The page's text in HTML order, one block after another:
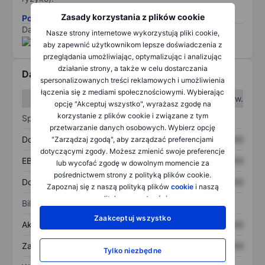
Zasady korzystania z plików cookie
Nasze strony internetowe wykorzystują pliki cookie,
aby zapewnić użytkownikom lepsze doświadczenia z
przeglądania umożliwiając, optymalizując i analizując
działanie strony, a także w celu dostarczania
spersonalizowanych treści reklamowych i umożliwienia
łączenia się z mediami społecznościowymi. Wybierając
opcję "Akceptuj wszystko", wyrażasz zgodę na
korzystanie z plików cookie i związane z tym
przetwarzanie danych osobowych. Wybierz opcję
"Zarządzaj zgodą", aby zarządzać preferencjami
dotyczącymi zgody. Możesz zmienić swoje preferencje
lub wycofać zgodę w dowolnym momencie za
pośrednictwem strony z polityką plików cookie.
Zapoznaj się z naszą polityką plików cookiei naszą
polityką
prywatności
Zaakceptuj wszystko
Tylko niezbędne
Pobierz metodologię ryzyka ESG.
Dane dostarczone przez
/
Dane finansowe
W I kw.
W II kw.
Sprawozdanie z zysków
Dochód XXXXXXX XXXXXXX
EBITDA XXXXXXX XXXXXXX
Dochód netto XXXXXXX
Bilans
Aktywa ogółem XXXXXXX
Zadłużenie ogółem XXXXXXX